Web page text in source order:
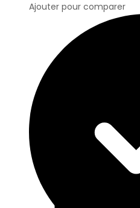
Ajouter pour comparer